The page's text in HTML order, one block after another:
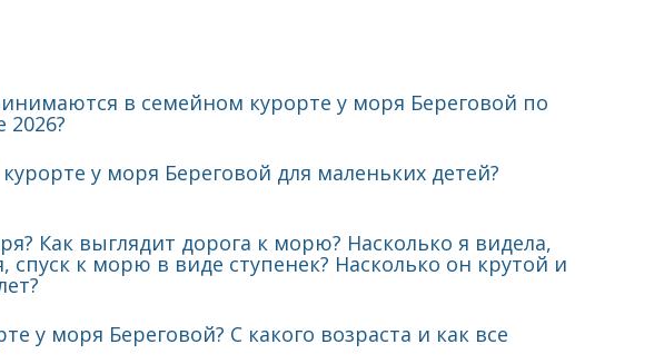
в семейном курорте у моря Береговой по
2026?
у моря Береговой для маленьких детей?
Как выглядит дорога к морю? Насколько я видела,
спуск к морю в виде ступенек? Насколько он крутой и
у моря Береговой? С какого возраста и как все